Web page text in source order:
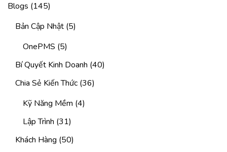
Blogs (145)
Bản Cập Nhật (5)
OnePMS (5)
Bí Quyết Kinh Doanh (40)
Chia Sẻ Kiến Thức (36)
Kỹ Năng Mềm (4)
Lập Trình (31)
Khách Hàng (50)